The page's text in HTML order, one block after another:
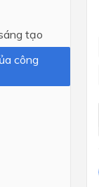
tạo
công